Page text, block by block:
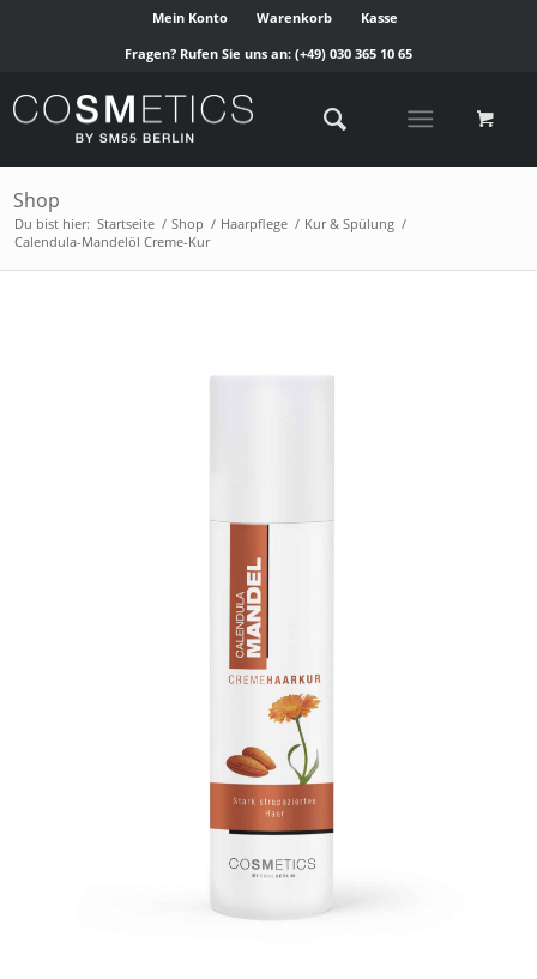
Mein Konto Warenkorb
Kasse
Fragen? Rufen Sie uns an: (+49) 030 365 10 65
Shop
Du bist hier: Startseite / Shop / Haarpflege / Kur & Spülung /
Calendula-Mandelöl Creme-Kur